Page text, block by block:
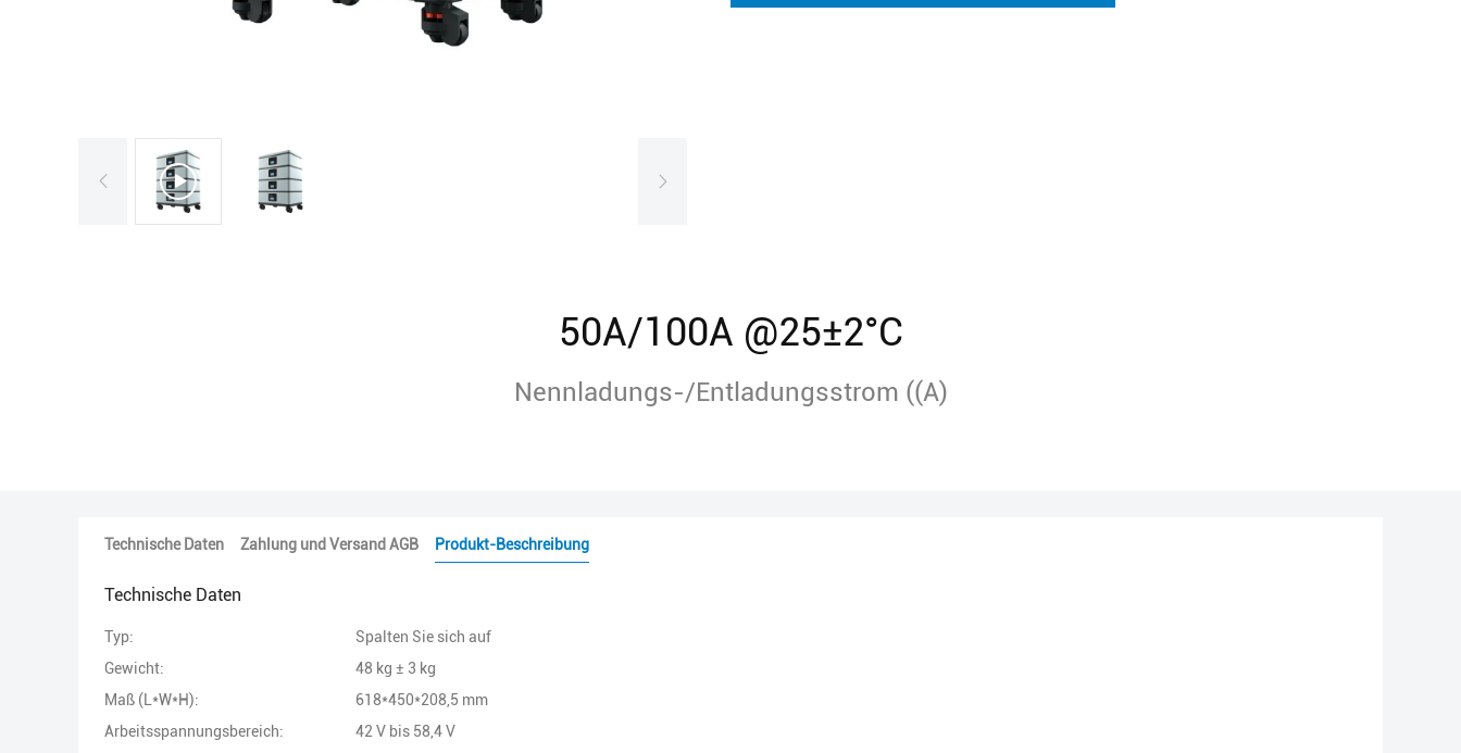
50A/100A @25±2°C
Nennladungs-/Entladungsstrom ((A)
Technische Daten Zahlung und Versand AGB Produkt-Beschreibung
Technische Daten
Typ:
Spalten Sie sich auf
Gewicht:
48 kg ± 3 kg
Maß (L*W*H):
618*450*208,5 mm
Arbeitsspannungsbereich:
42 V bis 58,4 V